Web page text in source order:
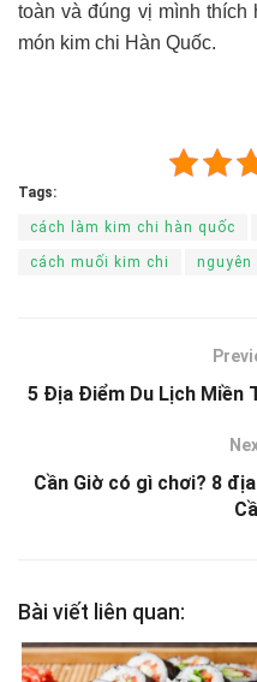
toàn và đúng vị mình
món kim chi Hàn Quốc.
Tags:
cách làm kim chi hàn quốc
cách muối kim chi
5 Địa Điểm Du Lịch Miền
Cần Giờ có gì chơi? 8
Bài viết liên quan: